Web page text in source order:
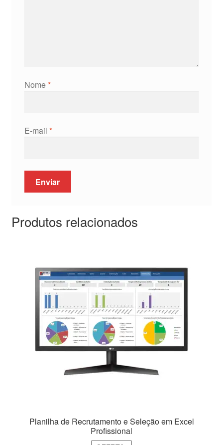
Nome*
E-mail *
Produtos relacionados
Planilha de Recrutamento e Seleção em Excel
Profissional